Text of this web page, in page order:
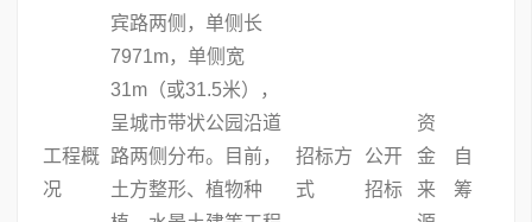
工程概
况
宾路两侧，单侧长
7971m，单侧宽
31m（或31.5米），
呈城市带状公园沿道
路两侧分布。目前，
土方整形、植物种
招标方
式
公开
招标
资
金
来
自
筹